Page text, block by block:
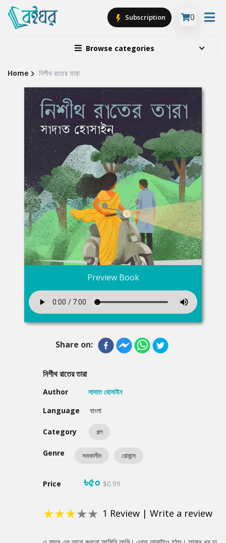
Browse categories
Subscription 0
Site
Breadcrumb
Home নিশীথ রাতের তারা
Preview Book
Share on:
নিশীথ রাতের তারা
Author
সাদাত হোসাইন
Language
বাংলা
Category গল্প
Genre সমকালীন রোমান্স
Price ৳৫০ $0.99
★★★★★ 1 Review | Write a review